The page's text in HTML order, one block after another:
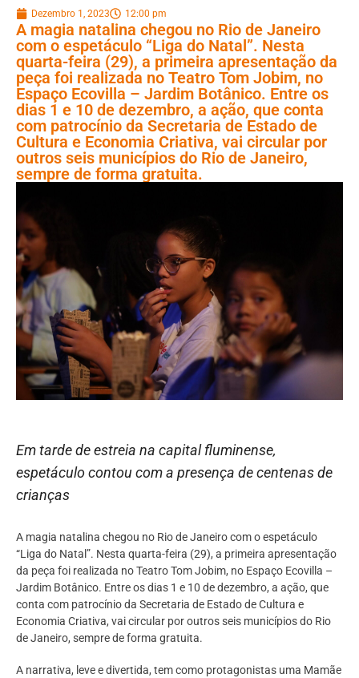
Dezembro 1, 2023 12:00 pm
A magia natalina chegou no Rio de Janeiro
com o espetáculo “Liga do Natal”. Nesta
quarta-feira (29), a primeira apresentação da
peça foi realizada no Teatro Tom Jobim, no
Espaço Ecovilla – Jardim Botânico. Entre os
dias 1 e 10 de dezembro, a ação, que conta
com patrocínio da Secretaria de Estado de
Cultura e Economia Criativa, vai circular por
outros seis municípios do Rio de Janeiro,
sempre de forma gratuita.
Em tarde de estreia na capital fluminense,
espetáculo contou com a presença de centenas de
crianças
A magia natalina chegou no Rio de Janeiro com o espetáculo
“Liga do Natal”. Nesta quarta-feira (29), a primeira apresentação
da peça foi realizada no Teatro Tom Jobim, no Espaço Ecovilla –
Jardim Botânico. Entre os dias 1 e 10 de dezembro, a ação, que
conta com patrocínio da Secretaria de Estado de Cultura e
Economia Criativa, vai circular por outros seis municípios do Rio
de Janeiro, sempre de forma gratuita.
A narrativa, leve e divertida, tem como protagonistas uma Mamãe